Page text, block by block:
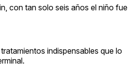
con tan solo seis años el niño fue
indispensables que lo